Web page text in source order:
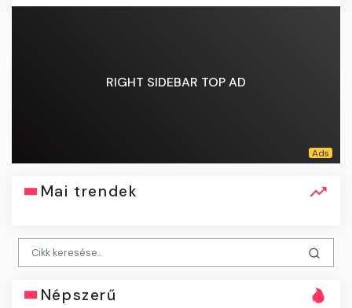
RIGHT SIDEBAR TOP AD
Mai trendek
Népszerű